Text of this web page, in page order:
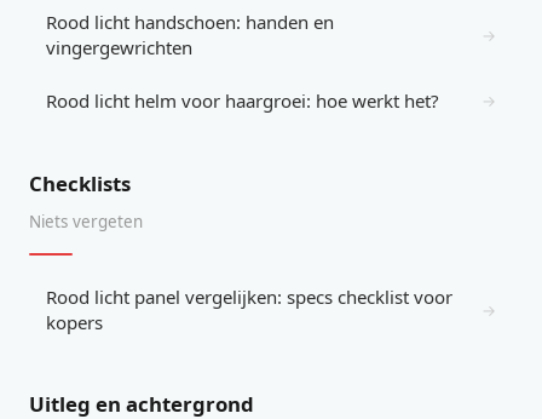
Rood licht handschoen: handen en
vingergewrichten
→
Rood licht helm voor haargroei: hoe werkt het? →
Checklists
Niets vergeten
Rood licht panel vergelijken: specs checklist voor
kopers
→
Uitleg en achtergrond